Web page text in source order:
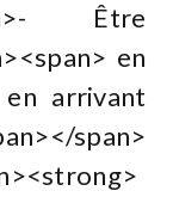
Être
en
arrivant
span>